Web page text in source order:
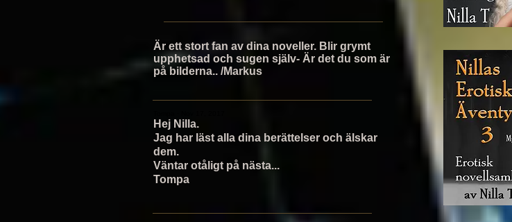
Är ett stort fan av dina noveller. Blir grymt
upphetsad och sugen själv- Är det du som är
på bilderna.. /Markus
Hej Nilla.
Jag har läst alla dina berättelser och älskar
dem.
Väntar otåligt på nästa...
Tompa